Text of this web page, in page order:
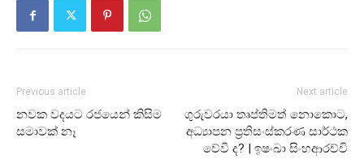
Previous article
නවක වදයට රජයෙන් කිසිම
සමාවක් නෑ
Next article
ගුරුවරයා තෘප්තිමත් නොකොට,
අධ්‍යාපන ප්‍රතිසංස්කරණ සාර්ථක
වේවි ද? | ඉෂංඛා සිංහආරච්චි